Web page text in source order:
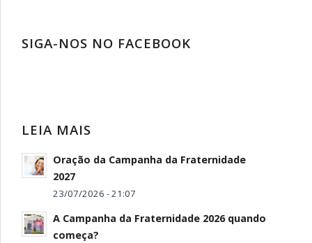
SIGA-NOS NO FACEBOOK
LEIA MAIS
Oração da Campanha da Fraternidade
2027
23/07/2026 - 21:07
A Campanha da Fraternidade 2026 quando
começa?